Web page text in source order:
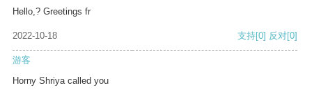
Hello,? Greetings fr
2022-10-18 支持[0] 反对[0]
游客
Horny Shriya called you